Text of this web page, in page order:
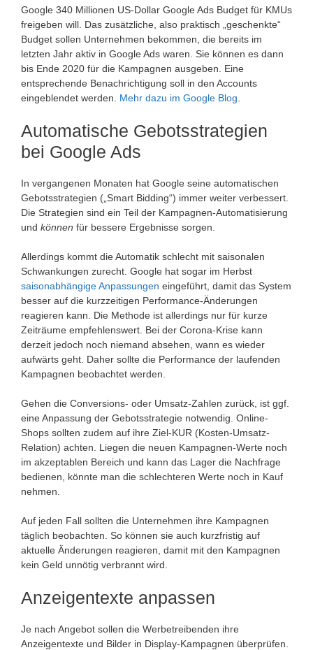
Google 340 Millionen US-Dollar Google Ads Budget für KMUs
freigeben will. Das zusätzliche, also praktisch „geschenkte“
Budget sollen Unternehmen bekommen, die bereits im
letzten Jahr aktiv in Google Ads waren. Sie können es dann
bis Ende 2020 für die Kampagnen ausgeben. Eine
entsprechende Benachrichtigung soll in den Accounts
eingeblendet werden. Mehr dazu im Google Blog
Automatische Gebotsstrategien
bei Google Ads
In vergangenen Monaten hat Google seine automatischen
Gebotsstrategien („Smart Bidding“) immer weiter verbessert.
Die Strategien sind ein Teil der Kampagnen-Automatisierung
und können für bessere Ergebnisse sorgen.
Allerdings kommt die Automatik schlecht mit saisonalen
Schwankungen zurecht. Google hat sogar im Herbst
saisonabhängige Anpassungen eingeführt, damit das System
besser auf die kurzzeitigen Performance-Änderungen
reagieren kann. Die Methode ist allerdings nur für kurze
Zeiträume empfehlenswert. Bei der Corona-Krise kann
derzeit jedoch noch niemand absehen, wann es wieder
aufwärts geht. Daher sollte die Performance der laufenden
Kampagnen beobachtet werden.
Gehen die Conversions- oder Umsatz-Zahlen zurück, ist ggf.
eine Anpassung der Gebotsstrategie notwendig. Online-
Shops sollten zudem auf ihre Ziel-KUR (Kosten-Umsatz-
Relation) achten. Liegen die neuen Kampagnen-Werte noch
im akzeptablen Bereich und kann das Lager die Nachfrage
bedienen, könnte man die schlechteren Werte noch in Kauf
nehmen.
Auf jeden Fall sollten die Unternehmen ihre Kampagnen
täglich beobachten. So können sie auch kurzfristig auf
aktuelle Änderungen reagieren, damit mit den Kampagnen
kein Geld unnötig verbrannt wird.
Anzeigentexte anpassen
Je nach Angebot sollen die Werbetreibenden ihre
Anzeigentexte und Bilder in Display-Kampagnen überprüfen.